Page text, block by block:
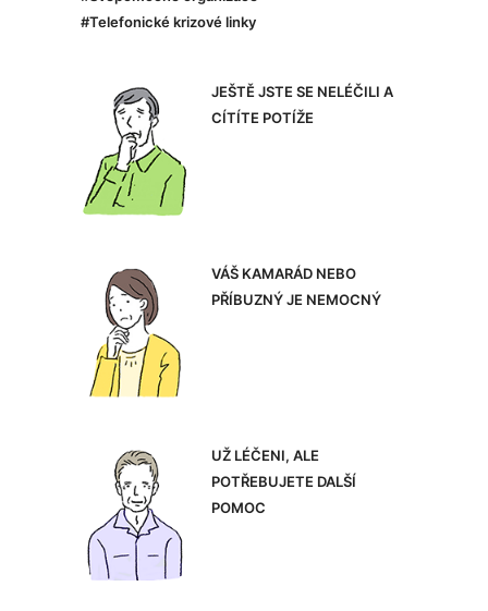
#Telefonické krizové linky
JEŠTĚ JSTE SE NELÉČILI A
CÍTÍTE POTÍŽE
VÁŠ KAMARÁD NEBO
PŘÍBUZNÝ JE NEMOCNÝ
UŽ LÉČENI, ALE
POTŘEBUJETE DALŠÍ
POMOC